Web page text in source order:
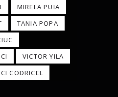
MIRELA PUIA
TANIA POPA
VICTOR YILA
CODRICEL